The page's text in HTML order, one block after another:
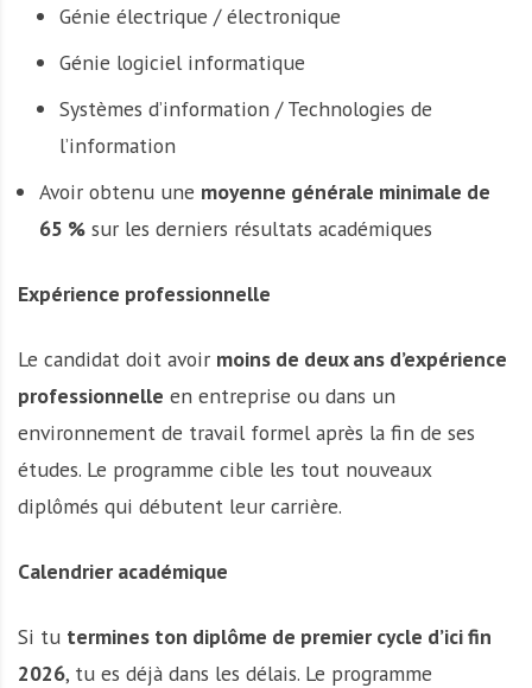
Génie électrique / électronique
Génie logiciel informatique
Systèmes d’information / Technologies de
l’information
Avoir obtenu une moyenne générale minimale de
65 %sur les derniers résultats académiques
Expérience professionnelle
Le candidat doit avoir moins de deux ans d’expérience
professionnelle en entreprise ou dans un
environnement de travail formel après la fin de ses
études. Le programme cible les tout nouveaux
diplômés qui débutent leur carrière.
Calendrier académique
Si tu termines ton diplôme de premier cycle d’ici fin
2026, tu es déjà dans les délais. Le programme